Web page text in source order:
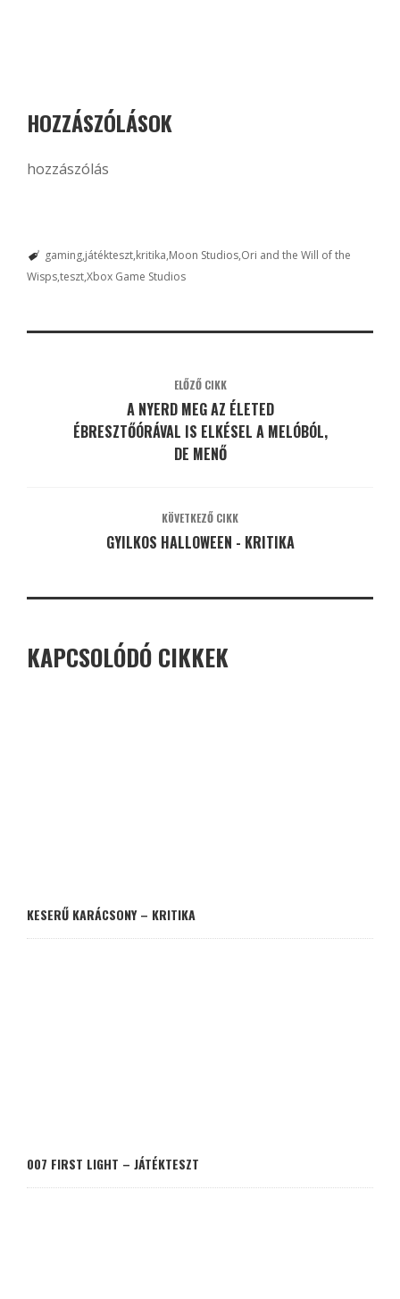
HOZZÁSZÓLÁSOK
hozzászólás
gaming játékteszt kritika Moon Studios Ori and the Will of the
WispstesztXbox Game Studios
ELŐZŐ CIKK
A NYERD MEG AZ ÉLETED
ÉBRESZTŐÓRÁVAL IS ELKÉSEL A MELÓBÓL,
DE MENŐ
KÖVETKEZŐ CIKK
GYILKOS HALLOWEEN - KRITIKA
KAPCSOLÓDÓ CIKKEK
KESERŰ KARÁCSONY – KRITIKA
007 FIRST LIGHT – JÁTÉKTESZT